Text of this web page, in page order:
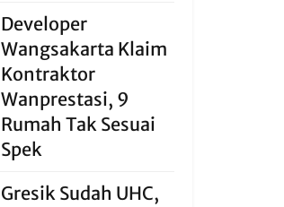
Developer
Wangsakarta Klaim
Kontraktor
Wanprestasi, 9
Rumah Tak Sesuai
Spek
Gresik Sudah UHC,